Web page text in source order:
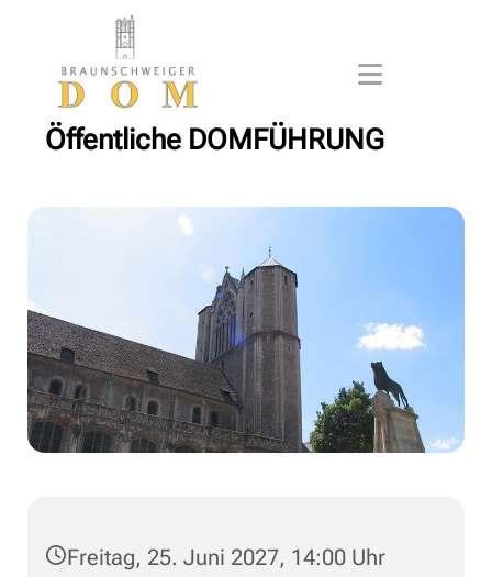
Öffentliche DOMFÜHRUNG
Freitag, 25. Juni 2027, 14:00 Uhr